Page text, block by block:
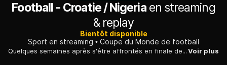
Football - Croatie / Nigeriaen streaming
& replay
Bientôt disponible
Sport en streaming
Coupe du Monde de football
Quelques semaines après s'être affrontés en finale de la Ligue des Champions, Dejan Lovren (Liverpool) et Luka Modric (Real Madrid) se retrouvent avec, cette fois, le maillot à damier des «Vatreni» sur les épaules.Voir plus